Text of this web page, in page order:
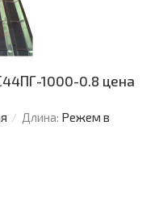
1000-0.8 цена
Длина: Режем в